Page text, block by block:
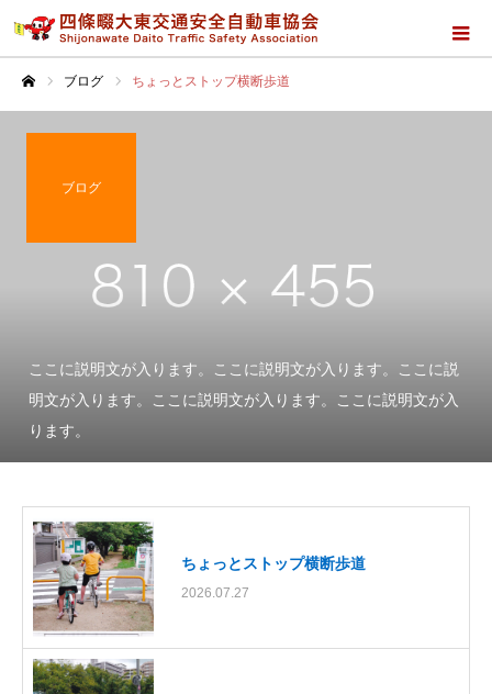
ブログ ちょっとストップ横断歩道
ブログ
ここに説明文が入ります。ここに説明文が入ります。ここに説
明文が入ります。ここに説明文が入ります。ここに説明文が入
ります。
ちょっとストップ横断歩道
2026.07.27